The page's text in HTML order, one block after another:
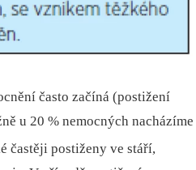
často začíná (postižení
u 20 % nemocných nacházíme
častěji postiženy ve stáří,